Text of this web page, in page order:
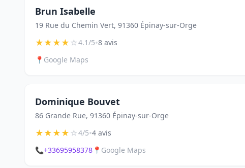
Brun Isabelle
19 Rue du Chemin Vert, 91360 Épinay-sur-Orge
★★★★☆4.1/5•8 avis
📍 Google Maps
Dominique Bouvet
86 Grande Rue, 91360 Épinay-sur-Orge
★★★★☆4/5•4 avis
📞+33695958378 📍 Google Maps